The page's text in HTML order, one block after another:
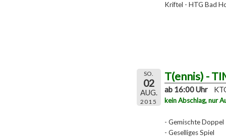
Kriftel - HTG Bad
SO.
02
AUG.
2015
T(ennis) -
ab 16:00 Uhr
kein Abschlag, nur
- Gemischte Doppel
- Geselliges Spiel